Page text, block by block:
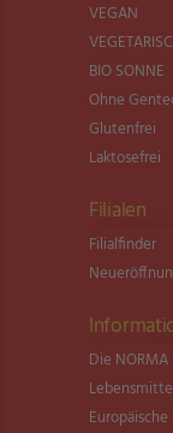
VEGAN
BIO SONNE
Ohne
Glutenfrei
Laktosefrei
Filialen
Filialfinder
Die